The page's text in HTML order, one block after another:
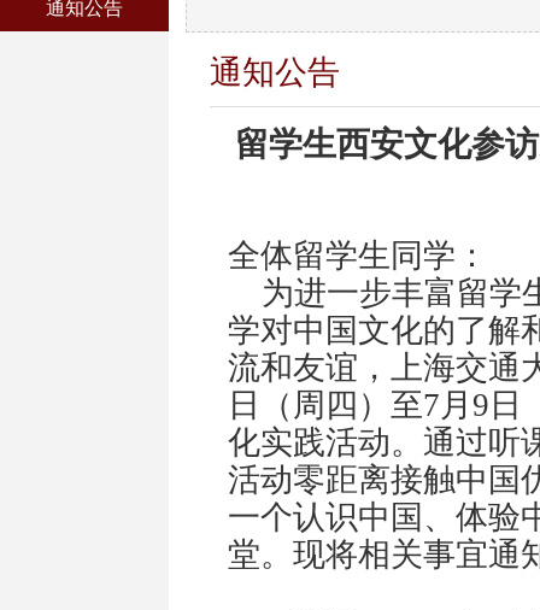
通知公告
通知公告
留学生西安文化参
全体留学生同学：
为进一步丰富留学
学对中国文化的了解
流和友谊，上海交通
日（周四）至7月 9 日
化实践活动。通过听
活动零距离接触中国
一个认识中国、体验
堂。现将相关事宜通